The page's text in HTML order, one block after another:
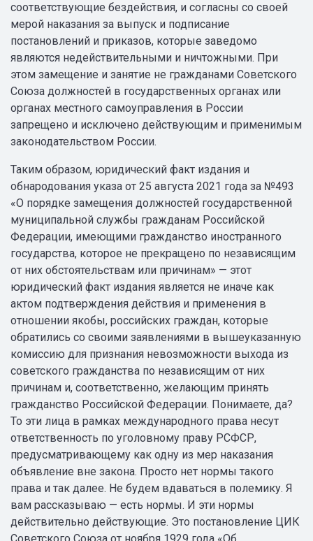
соответствующие бездействия, и согласны со своей
мерой наказания за выпуск и подписание
постановлений и приказов, которые заведомо
являются недействительными и ничтожными. При
этом замещение и занятие не гражданами Советского
Союза должностей в государственных органах или
органах местного самоуправления в России
запрещено и исключено действующим и применимым
законодательством России.
Таким образом, юридический факт издания и
обнародования указа от 25 августа 2021 года за №493
«О порядке замещения должностей государственной
муниципальной службы гражданам Российской
Федерации, имеющими гражданство иностранного
государства, которое не прекращено по независящим
от них обстоятельствам или причинам» — этот
юридический факт издания является не иначе как
актом подтверждения действия и применения в
отношении якобы, российских граждан, которые
обратились со своими заявлениями в вышеуказанную
комиссию для признания невозможности выхода из
советского гражданства по независящим от них
причинам и, соответственно, желающим принять
гражданство Российской Федерации. Понимаете, да?
То эти лица в рамках международного права несут
ответственность по уголовному праву РСФСР,
предусматривающему как одну из мер наказания
объявление вне закона. Просто нет нормы такого
права и так далее. Не будем вдаваться в полемику. Я
вам рассказываю — есть нормы. И эти нормы
действительно действующие. Это постановление ЦИК